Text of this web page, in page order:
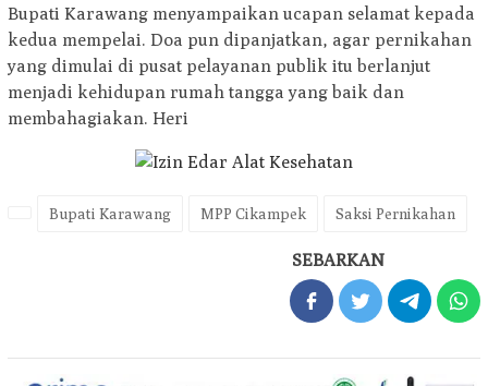
Bupati Karawang menyampaikan ucapan selamat kepada
kedua mempelai. Doa pun dipanjatkan, agar pernikahan
yang dimulai di pusat pelayanan publik itu berlanjut
menjadi kehidupan rumah tangga yang baik dan
membahagiakan. Heri
Bupati Karawang MPP Cikampek Saksi Pernikahan
SEBARKAN